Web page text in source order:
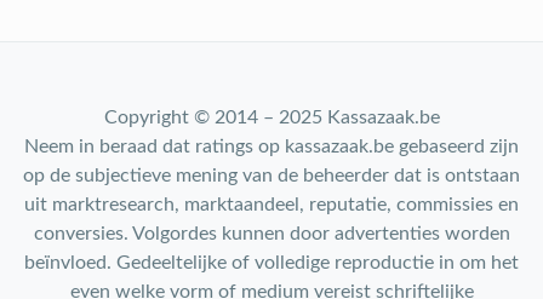
Copyright © 2014 – 2025 Kassazaak.be
Neem in beraad dat ratings op kassazaak.be gebaseerd zijn
op de subjectieve mening van de beheerder dat is ontstaan
uit marktresearch, marktaandeel, reputatie, commissies en
conversies. Volgordes kunnen door advertenties worden
beïnvloed. Gedeeltelijke of volledige reproductie in om het
even welke vorm of medium vereist schriftelijke